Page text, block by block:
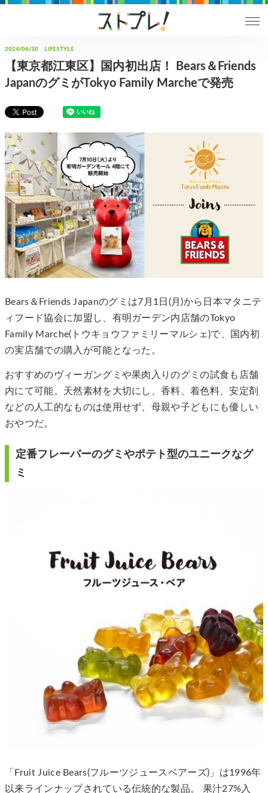
2024/06/30 LIFESTYLE
【東京都江東区】国内初出店！ Bears＆Friends
JapanのグミがTokyo Family Marcheで発売
Bears＆Friends Japanのグミは7月1日(月)から日本マタニテ
ィフード協会に加盟し、有明ガーデン内店舗のTokyo
Family Marche(トウキョウファミリーマルシェ)で、国内初
の実店舗での購入が可能となった。
おすすめのヴィーガングミや果肉入りのグミの試食も店舗
内にて可能。天然素材を大切にし、香料、着色料、安定剤
などの人工的なものは使用せず、母親や子どもにも優しい
おやつだ。
定番フレーバーのグミやポテト型のユニークなグ
ミ
「Fruit Juice Bears(フルーツジュースベアーズ)」は1996年
以来ラインナップされている伝統的な製品。 果汁27%入